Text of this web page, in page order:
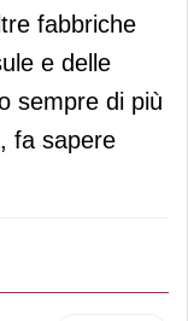
fabbriche
e delle
sempre di più
fa sapere